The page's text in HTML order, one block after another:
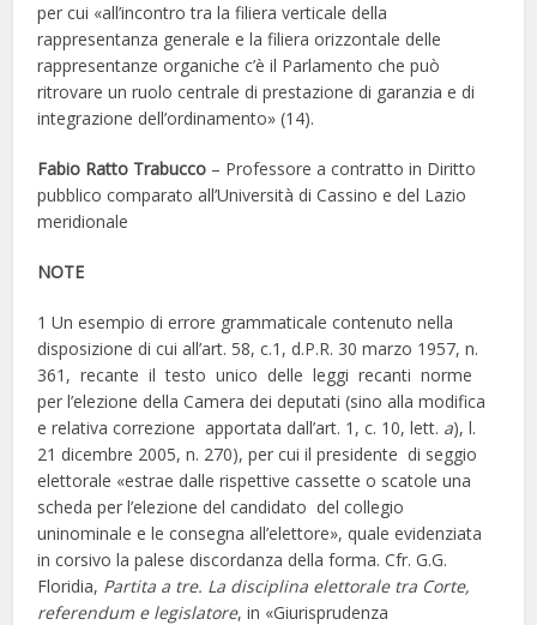
per cui «all’incontro tra la filiera verticale della
rappresentanza generale e la filiera orizzontale delle
rappresentanze organiche c’è il Parlamento che può
ritrovare un ruolo centrale di prestazione di garanzia e di
integrazione dell’ordinamento» (14).
Fabio Ratto Trabucco – Professore a contratto in Diritto
pubblico comparato all’Università di Cassino e del Lazio
meridionale
NOTE
1 Un esempio di errore grammaticale contenuto nella
disposizione di cui all’art. 58, c.1, d.P.R. 30 marzo 1957, n.
361, recante il testo unico delle leggi recanti norme
per l’elezione della Camera dei deputati (sino alla modifica
e relativa correzione apportata dall’art. 1, c. 10, lett. a), l.
21 dicembre 2005, n. 270), per cui il presidente di seggio
elettorale «estrae dalle rispettive cassette o scatole una
scheda per l’elezione del candidato del collegio
uninominale e le consegna all’elettore», quale evidenziata
in corsivo la palese discordanza della forma. Cfr. G.G.
Floridia, Partita a tre. La disciplina elettorale tra Corte,
referendum e legislatore, in «Giurisprudenza